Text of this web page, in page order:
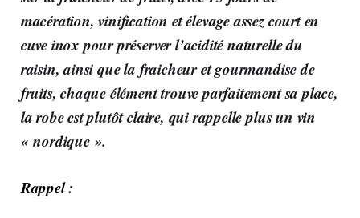
macération, vinification et élevage assez court en
cuve inox pour préserver l’acidité naturelle du
raisin, ainsi que la fraicheur et gourmandise de
fruits, chaque élément trouve parfaitement sa place,
la robe est plutôt claire, qui rappelle plus un vin
« nordique ».
Rappel :